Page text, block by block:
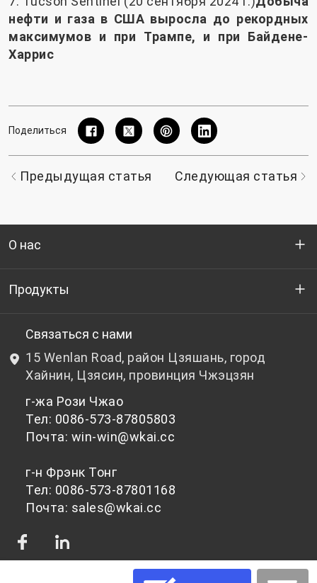
нефти и газа в США выросла до рекордных
максимумов и при Трампе, и при Байдене-
Харрис
Поделиться
Предыдущая статья Следующая статья
О нас
Кто мы
НИОКР
Новости и события
политика конфиденциальности
Продукты
Бутылочный ПЭТ-гранулят
Небутылочный ПЭТ-гранулят
Связаться с нами
15 Wenlan Road, район Цзяшань, город
Хайнин, Цзясин, провинция Чжэцзян
г-жа Рози Чжао
Тел: 0086-573-87805803
Почта: win-win@wkai.cc
г-н Фрэнк Тонг
Тел: 0086-573-87801168
Почта: sales@wkai.cc